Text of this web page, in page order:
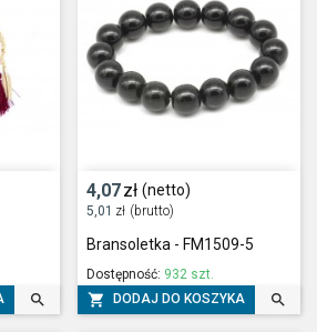

4,07zł (netto)
5,01 zł (brutto)
Bransoletka - FM1509-5
Dostępność: 932 szt.
 DODAJ DO KOSZYKA 